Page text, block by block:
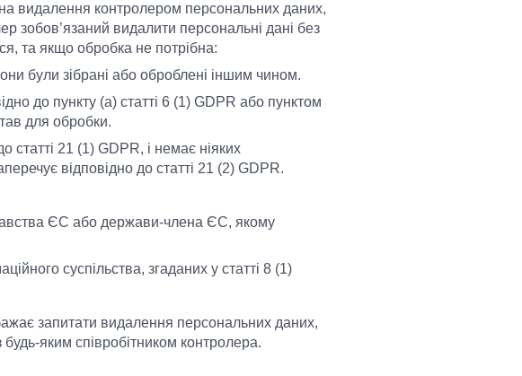
видалення контролером персональних даних,
зобов’язаний видалити персональні дані без
та якщо обробка не потрібна:
були зібрані або оброблені іншим чином.
до пункту (а) статті 6 (1) GDPR або пунктом
для обробки.
статті 21 (1) GDPR, і немає ніяких
відповідно до статті 21 (2) GDPR.
ЄС або держави-члена ЄС, якому
суспільства, згаданих у статті 8 (1)
запитати видалення персональних даних,
яким співробітником контролера.